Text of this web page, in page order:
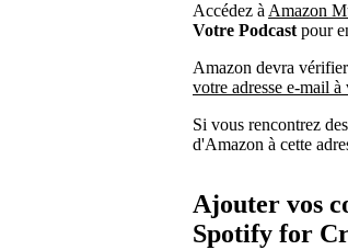
Accédez à Amazon
Votre Podcast pour
Amazon devra
votre adresse e-mail
Si vous rencontrez
d'Amazon à cette
Ajouter vos
Spotify for